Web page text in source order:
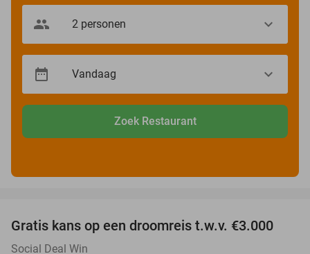
Zoek Restaurant
Gratis kans op een droomreis t.w.v. €3.000
Social Deal Win